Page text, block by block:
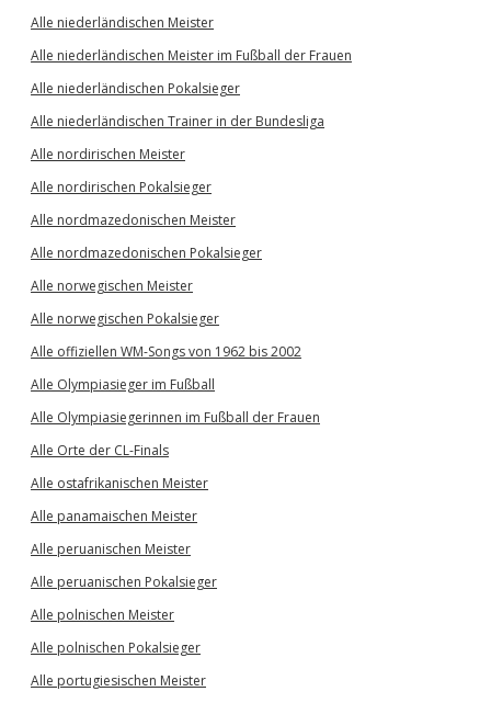
Alle niederländischen Meister
Alle niederländischen Meister im Fußball der Frauen
Alle niederländischen Pokalsieger
Alle niederländischen Trainer in der Bundesliga
Alle nordirischen Meister
Alle nordirischen Pokalsieger
Alle nordmazedonischen Meister
Alle nordmazedonischen Pokalsieger
Alle norwegischen Meister
Alle norwegischen Pokalsieger
Alle offiziellen WM-Songs von 1962 bis 2002
Alle Olympiasieger im Fußball
Alle Olympiasiegerinnen im Fußball der Frauen
Alle Orte der CL-Finals
Alle ostafrikanischen Meister
Alle panamaischen Meister
Alle peruanischen Meister
Alle peruanischen Pokalsieger
Alle polnischen Meister
Alle polnischen Pokalsieger
Alle portugiesischen Meister